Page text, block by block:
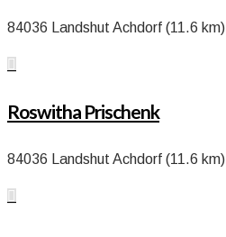
84036 Landshut Achdorf (11.6 km)

Roswitha Prischenk
84036 Landshut Achdorf (11.6 km)
